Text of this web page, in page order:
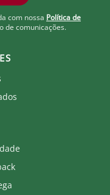
com nossa Política de
de comunicações.